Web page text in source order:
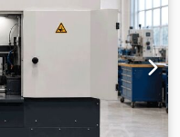
/ прирачник